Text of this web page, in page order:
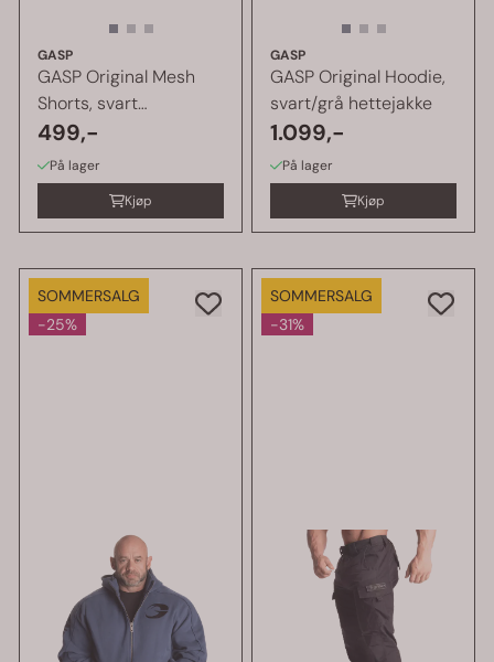
GASP
GASP Original Mesh
Shorts, svart
treningsshorts
499,-
På lager
Kjøp
GASP
GASP Original Hoodie,
svart/grå hettejakke
1.099,-
På lager
Kjøp
SOMMERSALG
-25%
SOMMERSALG
-31%